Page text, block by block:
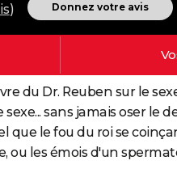
) Donnez votre avis
du Dr. Reuben sur le
sans jamais oser le
que le fou du roi se
ou les émois d'un